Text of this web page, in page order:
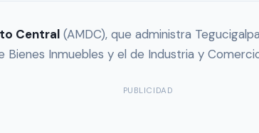
Central (AMDC), que administra
Inmuebles y el de Industria y
PUBLICIDAD